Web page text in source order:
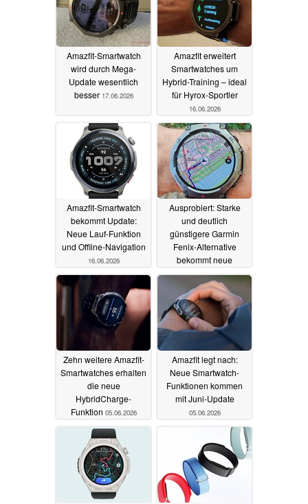
Amazfit-Smartwatch
wird durch Mega-
Update wesentlich
besser 17.06.2026
Amazfit erweitert
Smartwatches um
Hybrid-Training – ideal
für Hyrox-Sportler
16.06.2026
Amazfit-Smartwatch
bekommt Update:
Neue Lauf-Funktion
und Offline-Navigation
16.06.2026
Ausprobiert: Starke
und deutlich
günstigere Garmin
Fenix-Alternative
bekommt neue
Funktionen07.06.2026
Zehn weitere Amazfit-
Smartwatches erhalten
die neue
HybridCharge-
Funktion 05.06.2026
Amazfit legt nach:
Neue Smartwatch-
Funktionen kommen
mit Juni-Update
05.06.2026